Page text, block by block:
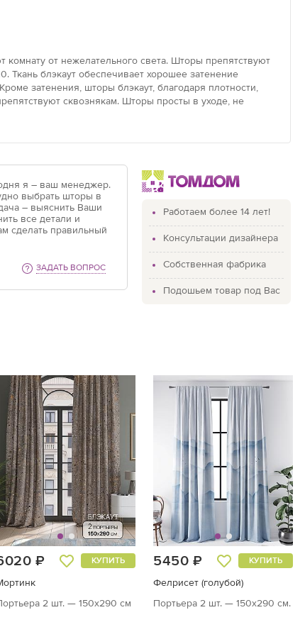
от нежелательного света. Шторы препятствуют
Ткань блэкаут обеспечивает хорошее затенение
затенения, шторы блэкаут, благодаря плотности,
сквознякам. Шторы просты в уходе, не
я – ваш менеджер.
выбрать шторы в
– выяснить Ваши
все детали и
сделать правильный
ЗАДАТЬ ВОПРОС
Работаем более 14 лет!
Консультации дизайнера
Собственная фабрика
Подошьем товар под Вас
₽ КУПИТЬ
2 шт. — 150х290 см
5450 ₽ КУПИТЬ
Фелрисет (голубой)
Портьера 2 шт. — 150х290 см.